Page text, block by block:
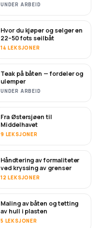
UNDER ARBEID
SNART
Hvor du kjøper og selger en
22–50 fots seilbåt
14 LEKSJONER
SNART
Teak på båten — fordeler og
ulemper
UNDER ARBEID
SNART
Fra Østersjøen til
Middelhavet
9 LEKSJONER
Håndtering av formaliteter
ved kryssing av grenser
12 LEKSJONER
SNART
Maling av båten og tetting
av hull i plasten
5 LEKSJONER